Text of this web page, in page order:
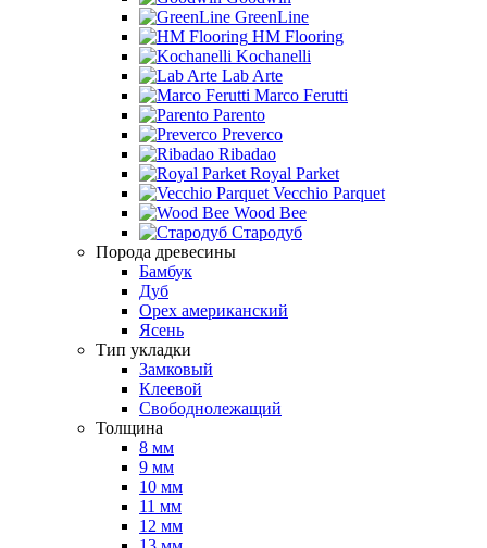
GreenLine
HM Flooring
Kochanelli
Lab Arte
Marco Ferutti
Parento
Preverco
Ribadao
Royal Parket
Vecchio Parquet
Wood Bee
Стародуб
Порода древесины
Бамбук
Дуб
Орех американский
Ясень
Тип укладки
Замковый
Клеевой
Свободнолежащий
Толщина
8 мм
9 мм
10 мм
11 мм
12 мм